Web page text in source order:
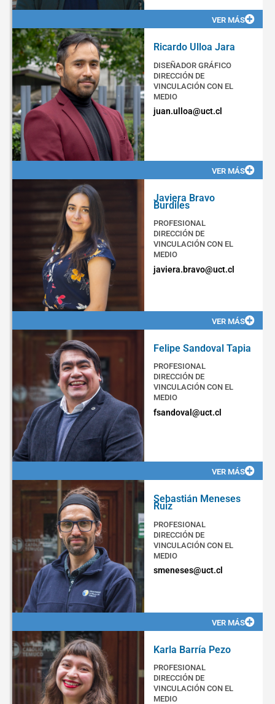
VER MÁS
Ricardo Ulloa Jara
DISEÑADOR GRÁFICO
DIRECCIÓN DE
VINCULACIÓN CON EL
MEDIO
juan.ulloa@uct.cl
VER MÁS
Javiera Bravo
Burdiles
PROFESIONAL
DIRECCIÓN DE
VINCULACIÓN CON EL
MEDIO
javiera.bravo@uct.cl
VER MÁS
Felipe Sandoval Tapia
PROFESIONAL
DIRECCIÓN DE
VINCULACIÓN CON EL
MEDIO
fsandoval@uct.cl
VER MÁS
Sebastián Meneses
Ruiz
PROFESIONAL
DIRECCIÓN DE
VINCULACIÓN CON EL
MEDIO
smeneses@uct.cl
VER MÁS
Karla Barría Pezo
PROFESIONAL
DIRECCIÓN DE
VINCULACIÓN CON EL
MEDIO